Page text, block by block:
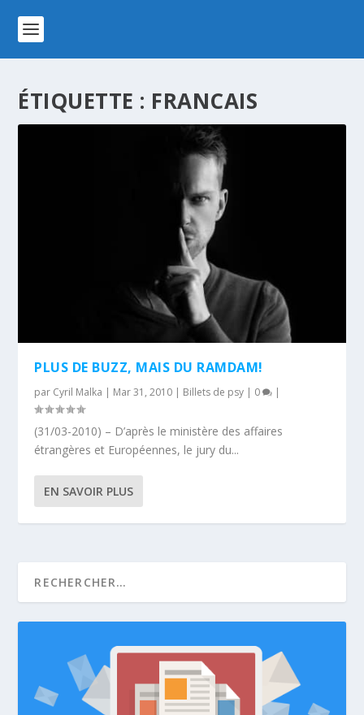
ÉTIQUETTE : FRANCAIS
PLUS DE BUZZ, MAIS DU RAMDAM!
par Cyril Malka | Mar 31, 2010 | Billets de psy | 0 |
(31/03-2010) – D’après le ministère des affaires
étrangères et Européennes, le jury du...
EN SAVOIR PLUS